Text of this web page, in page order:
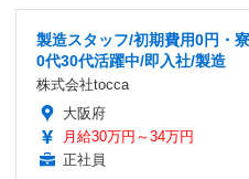
製造スタッフ/初期費用0円・
0代30代活躍中/即入社/製造
株式会社tocca
大阪府
月給30万円～34万円
正社員